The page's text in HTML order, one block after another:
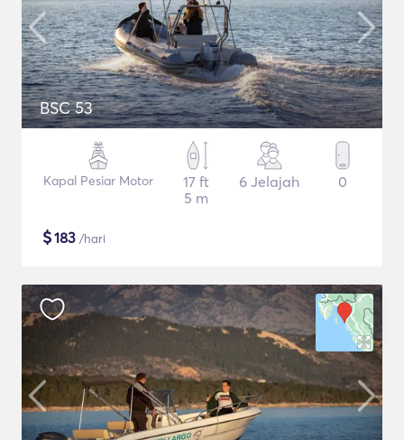
BSC 53
Kapal Pesiar Motor
17 ft
5 m
6 Jelajah 0
$183 /hari